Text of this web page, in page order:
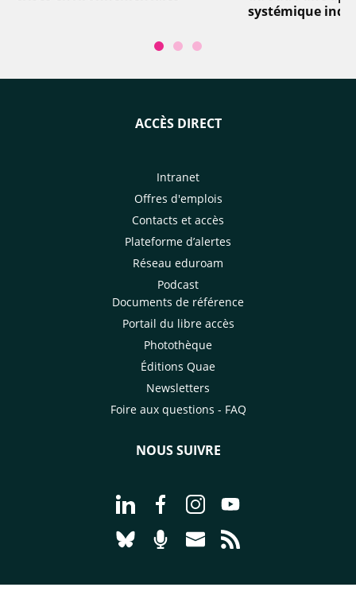
systémique
ACCÈS DIRECT
Intranet
Offres d'emplois
Contacts et accès
Plateforme d’alertes
Réseau eduroam
Podcast
Documents de référence
Portail du libre accès
Photothèque
Éditions Quae
Newsletters
Foire aux questions - FAQ
NOUS SUIVRE
Aller à la page Nous suivre sur
Aller à la page Nous suivre sur
Aller à la page Nous
Aller à la page
Aller à la page Nous suivre sur
Aller à la page Nourrir le
Aller à la page Nous